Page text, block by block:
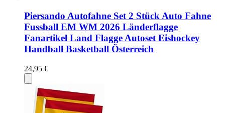
Piersando Autofahne Set 2 Stück Auto Fahne
Fussball EM WM 2026 Länderflagge
Fanartikel Land Flagge Autoset Eishockey
Handball Basketball Österreich
24,95 €